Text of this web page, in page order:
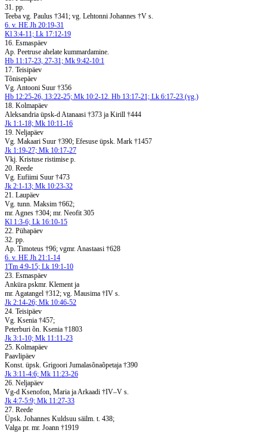
31. pp.
Teeba vg. Paulus †341; vg. Lehtonni Johannes †V s.
6. v. HE Jh 20:19-31
Kl 3:4-11; Lk 17:12-19
16. Esmaspäev
Ap. Peetruse ahelate kummardamine.
Hb 11:17-23, 27-31; Mk 9:42-10:1
17. Teisipäev
Tõnisepäev
Vg. Antooni Suur †356
Hb 12:25-26, 13:22-25; Mk 10:2-12. Hb 13:17-21; Lk 6:17-23 (vg.)
18. Kolmapäev
Aleksandria üpsk-d Atanaasi †373 ja Kirill †444
Jk 1:1-18; Mk 10:11-16
19. Neljapäev
Vg. Makaari Suur †390; Efesuse üpsk. Mark †1457
Jk 1:19-27; Mk 10:17-27
Vkj. Kristuse ristimise p.
20. Reede
Vg. Eufiimi Suur †473
Jk 2:1-13; Mk 10:23-32
21. Laupäev
Vg. tunn. Maksim †662;
mr. Agnes †304; mr. Neofit 305
Kl 1:3-6; Lk 16:10-15
22. Pühapäev
32. pp.
Ap. Timoteus †96; vgmr. Anastaasi †628
6. v. HE Jh 21:1-14
1Tm 4:9-15; Lk 19:1-10
23. Esmaspäev
Anküra pskmr. Klement ja
mr. Agatangel †312; vg. Mausima †IV s.
Jk 2:14-26; Mk 10:46-52
24. Teisipäev
Vg. Ksenia †457;
Peterburi õn. Ksenia †1803
Jk 3:1-10; Mk 11:11-23
25. Kolmapäev
Paavlipäev
Konst. üpsk. Grigoori Jumalasõnaõpetaja †390
Jk 3:11-4:6; Mk 11:23-26
26. Neljapäev
Vg-d Ksenofon, Maria ja Arkaadi †IV–V s.
Jk 4:7-5:9; Mk 11:27-33
27. Reede
Üpsk. Johannes Kuldsuu säilm. t. 438;
Valga pr. mr. Joann †1919